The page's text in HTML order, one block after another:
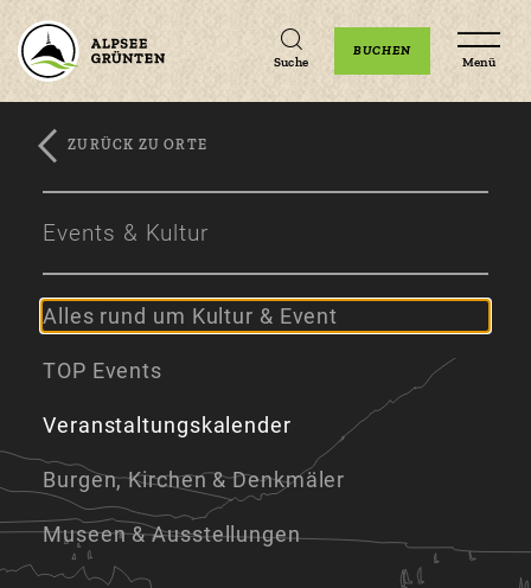
Zum
Zur
Zum
Suche
BUCHEN
Menü
ZURÜCK ZU ORTE
Events & Kultur
Alles rund um Kultur & Event
TOP Events
Veranstaltungskalender
Burgen, Kirchen & Denkmäler
Museen & Ausstellungen
Unterkünfte Veranstaltungen